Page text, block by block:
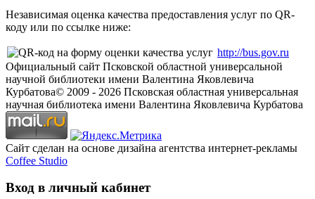
Независимая оценка качества предоставления услуг по QR-
коду или по ссылке ниже:
http://bus.gov.ru
Официальный сайт Псковской областной универсальной
научной библиотеки имени Валентина Яковлевича
Курбатова© 2009 - 2026 Псковская областная универсальная
научная библиотека имени Валентина Яковлевича Курбатова
Сайт сделан на основе дизайна агентства интернет-рекламы
Coffee Studio
Вход в личный кабинет